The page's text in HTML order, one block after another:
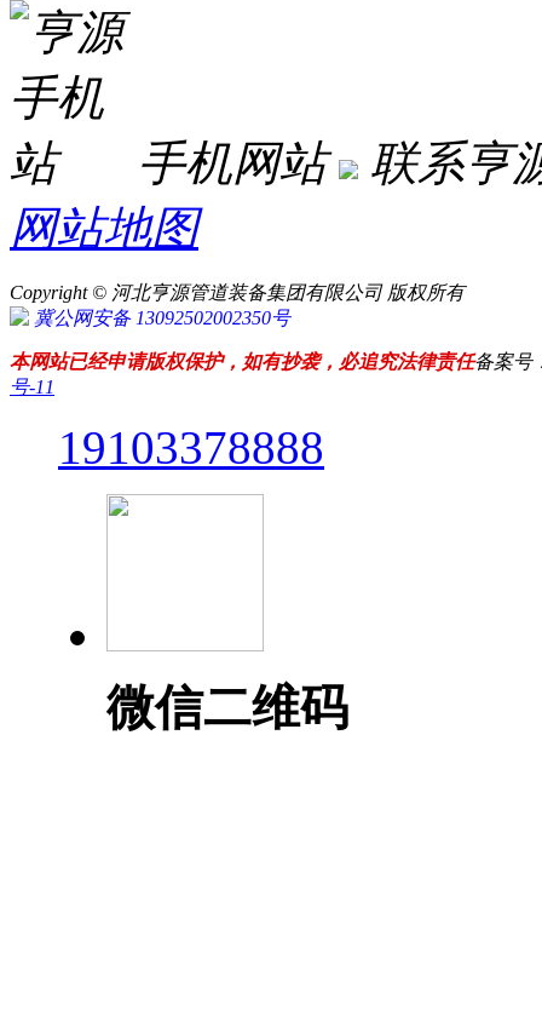
手机网站
联系亨
网站地图
Copyright © 河北亨源管道装备集团有限公司 版权所有
冀公网安备 13092502002350号
本网站已经申请版权保护，如有抄袭，必追究法律责任备案号
号-11
19103378888
微信二维码